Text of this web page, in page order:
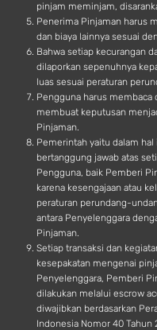
pinjam meminjam,
Penerima Pinjaman harus
dan biaya lainnya sesuai
Bahwa setiap kecurangan
dilaporkan sepenuhnya
luas sesuai peraturan
Pengguna harus
membuat keputusan
Pinjaman.
Pemerintah yaitu dalam hal
bertanggung jawab atas
Pengguna, baik Pemberi
karena kesengajaan atau
peraturan perundang-
antara Penyelenggara
Pinjaman.
Setiap transaksi dan
kesepakatan mengenai
Penyelenggara, Pemberi
dilakukan melalui escrow
diwajibkan berdasarkan
Indonesia Nomor 40 Tahun